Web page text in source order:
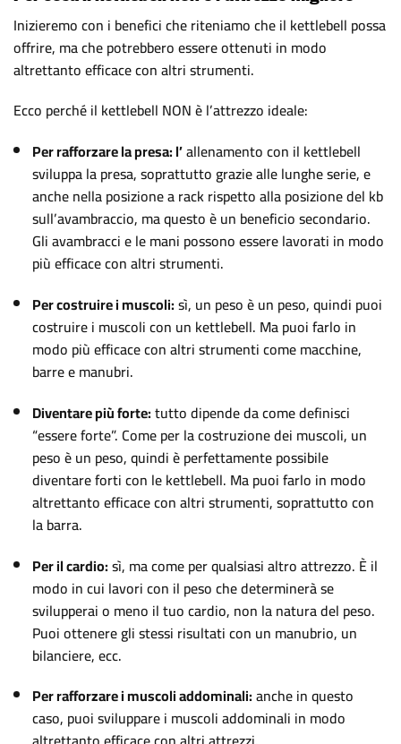
Inizieremo con i benefici che riteniamo che il kettlebell possa
offrire, ma che potrebbero essere ottenuti in modo
altrettanto efficace con altri strumenti.
Ecco perché il kettlebell NON è l’attrezzo ideale:
Per rafforzare la presa: l’allenamento con il kettlebell
sviluppa la presa, soprattutto grazie alle lunghe serie, e
anche nella posizione a rack rispetto alla posizione del kb
sull’avambraccio, ma questo è un beneficio secondario.
Gli avambracci e le mani possono essere lavorati in modo
più efficace con altri strumenti.
Per costruire i muscoli:sì, un peso è un peso, quindi puoi
costruire i muscoli con un kettlebell. Ma puoi farlo in
modo più efficace con altri strumenti come macchine,
barre e manubri.
Diventare più forte:tutto dipende da come definisci
“essere forte”. Come per la costruzione dei muscoli, un
peso è un peso, quindi è perfettamente possibile
diventare forti con le kettlebell. Ma puoi farlo in modo
altrettanto efficace con altri strumenti, soprattutto con
la barra.
Per il cardio:sì, ma come per qualsiasi altro attrezzo. È il
modo in cui lavori con il peso che determinerà se
svilupperai o meno il tuo cardio, non la natura del peso.
Puoi ottenere gli stessi risultati con un manubrio, un
bilanciere, ecc.
Per rafforzare i muscoli addominali:anche in questo
caso, puoi sviluppare i muscoli addominali in modo